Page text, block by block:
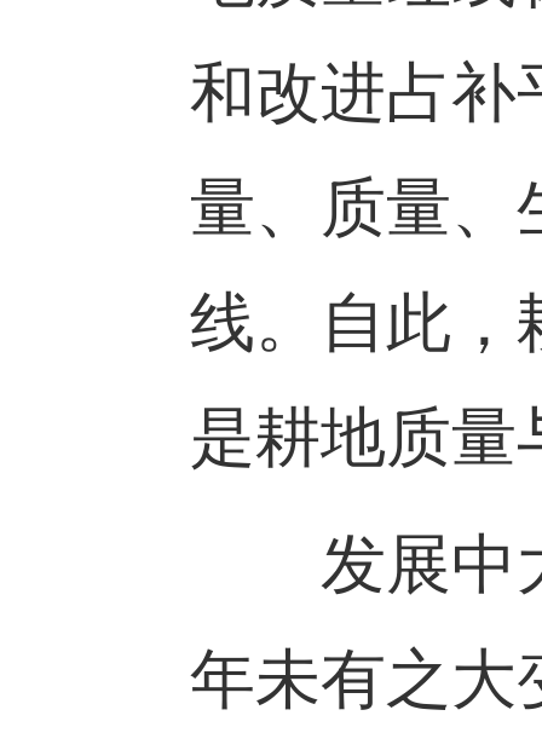
和改进占补
量、质量、
线。自此，
是耕地质量
发展中大
年未有之大